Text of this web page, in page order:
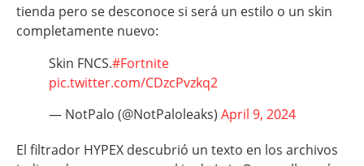
tienda pero se desconoce si será un estilo o un skin
completamente nuevo:
Skin FNCS.#Fortnite
pic.twitter.com/CDzcPvzkq2
— NotPalo (@NotPaloleaks) April 9, 2024
El filtrador HYPEX descubrió un texto en los archivos